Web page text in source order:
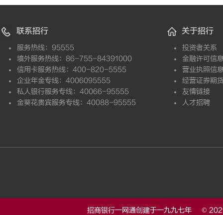
联系招行
服务热线：95555
境外服务热线：86-755-84391000
信用卡服务热线：400-820-5555
企业年金专线：4006095555
私人银行服务专线：40066-95555
金葵花贵宾服务专线：40088-95555
关于招行
投资者关系
金融许可信
营业执照信
经营证券期
友情链接
人才招聘
招商银行一网通创建于一九九七年 ©